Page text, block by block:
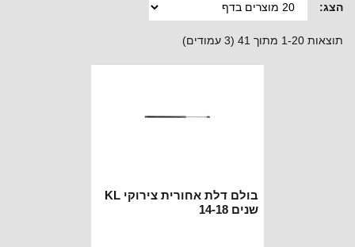
הצג:
תוצאות 1-20 מתוך 41 (3 עמודים)
בולם דלת אחורית צירוקי KL
שנים 14-18